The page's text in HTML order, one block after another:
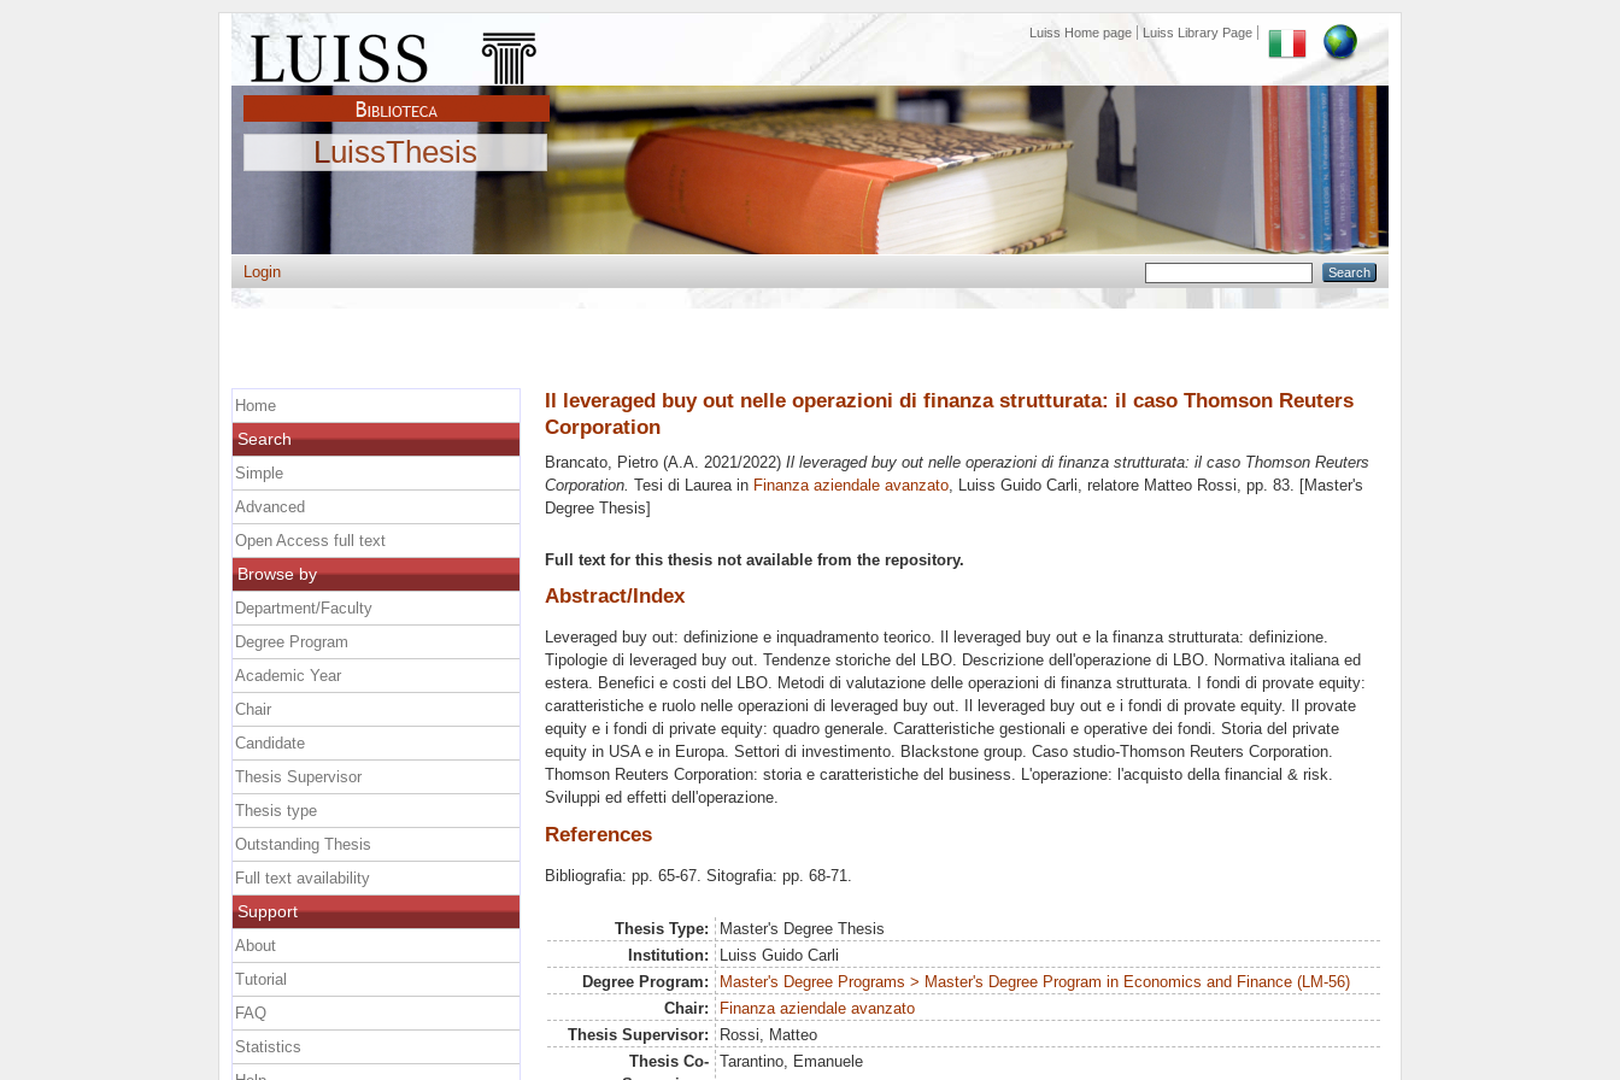
Luiss Home page Luiss Library Page
LuissThesis
Login
Il leveraged buy out nelle operazioni di finanza strutturata: il caso Thomson Reuters
Corporation
Brancato, Pietro (A.A. 2021/2022) Il leveraged buy out nelle operazioni di finanza strutturata: il caso Thomson Reuters
Corporation. Tesi di Laurea in Finanza aziendale avanzato, Luiss Guido Carli, relatore Matteo Rossi, pp. 83. [Master's
Degree Thesis]
Full text for this thesis not available from the repository.
Abstract/Index
Leveraged buy out: definizione e inquadramento teorico. Il leveraged buy out e la finanza strutturata: definizione.
Tipologie di leveraged buy out. Tendenze storiche del LBO. Descrizione dell'operazione di LBO. Normativa italiana ed
estera. Benefici e costi del LBO. Metodi di valutazione delle operazioni di finanza strutturata. I fondi di provate equity:
caratteristiche e ruolo nelle operazioni di leveraged buy out. Il leveraged buy out e i fondi di provate equity. Il provate
equity e i fondi di private equity: quadro generale. Caratteristiche gestionali e operative dei fondi. Storia del private
equity in USA e in Europa. Settori di investimento. Blackstone group. Caso studio-Thomson Reuters Corporation.
Thomson Reuters Corporation: storia e caratteristiche del business. L'operazione: l'acquisto della financial & risk.
Sviluppi ed effetti dell'operazione.
References
Bibliografia: pp. 65-67. Sitografia: pp. 68-71.
Thesis Type:
Master's Degree Thesis
Institution:
Luiss Guido Carli
Degree Program:
Master's Degree Programs > Master's Degree Program in Economics and Finance (LM-56)
Chair:
Finanza aziendale avanzato
Thesis Supervisor:
Rossi, Matteo
Thesis Co-
Tarantino, Emanuele
Home
Search
Simple
Advanced
Open Access full text
Browse by
Department/Faculty
Degree Program
Academic Year
Chair
Candidate
Thesis Supervisor
Thesis type
Outstanding Thesis
Full text availability
Support
About
Tutorial
FAQ
Statistics